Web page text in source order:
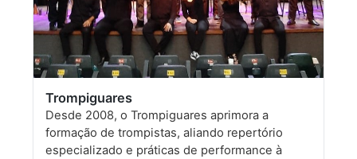
Trompiguares
Desde 2008, o Trompiguares aprimora a
formação de trompistas, aliando repertório
especializado e práticas de performance à